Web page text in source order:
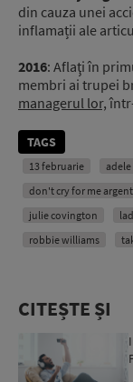
din cauza unei
inflamații ale
2016: Aflaţi în
membri ai trupei
managerul lor,
TAGS
13 februarie adele
don't cry for me
julie covington
robbie williams
CITEȘTE ȘI